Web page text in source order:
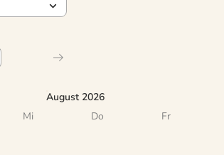
August 2026
Mi Do Fr